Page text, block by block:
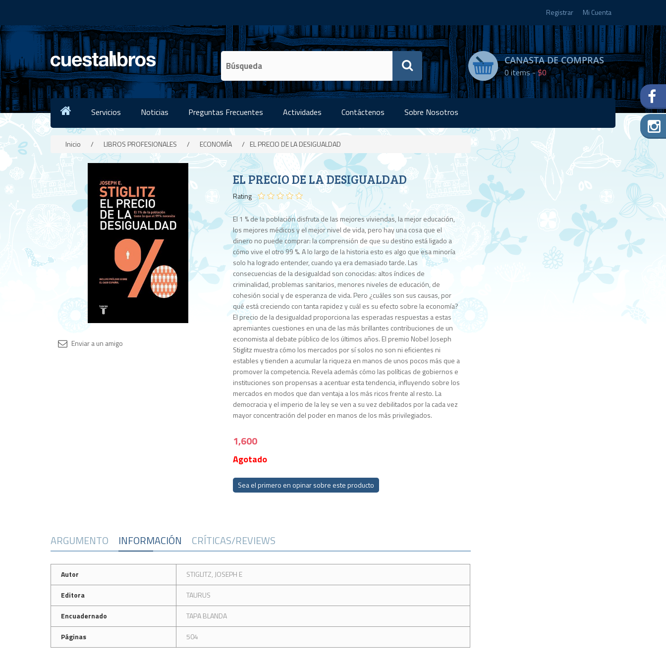
Registrar Mi Cuenta
CANASTA DE COMPRAS
0items -$0
Servicios Noticias Preguntas Frecuentes Actividades Contáctenos Sobre Nosotros
Inicio / LIBROS PROFESIONALES / ECONOMÍA / EL PRECIO DE LA DESIGUALDAD
EL PRECIO DE LA DESIGUALDAD
Rating
El 1 % de la población disfruta de las mejores viviendas, la mejor educación,
los mejores médicos y el mejor nivel de vida, pero hay una cosa que el
dinero no puede comprar: la comprensión de que su destino está ligado a
cómo vive el otro 99 %. A lo largo de la historia esto es algo que esa minoría
solo ha logrado entender, cuando ya era demasiado tarde. Las
consecuencias de la desigualdad son conocidas: altos índices de
criminalidad, problemas sanitarios, menores niveles de educación, de
cohesión social y de esperanza de vida. Pero ¿cuáles son sus causas, por
qué está creciendo con tanta rapidez y cuál es su efecto sobre la economía?
El precio de la desigualdad proporciona las esperadas respuestas a estas
apremiantes cuestiones en una de las más brillantes contribuciones de un
economista al debate público de los últimos años. El premio Nobel Joseph
Stiglitz muestra cómo los mercados por sí solos no son ni eficientes ni
estables y tienden a acumular la riqueza en manos de unos pocos más que a
promover la competencia. Revela además cómo las políticas de gobiernos e
instituciones son propensas a acentuar esta tendencia, influyendo sobre los
mercados en modos que dan ventaja a los más ricos frente al resto. La
democracia y el imperio de la ley se ven a su vez debilitados por la cada vez
mayor concentración del poder en manos de los más privilegiados.
Disponibilidad:
Agotado
1,600
Agotado
Sea el primero en opinar sobre este producto
ARGUMENTO INFORMACIÓN CRÍTICAS/REVIEWS
Autor
STIGLITZ, JOSEPH E
Editora
TAURUS
Encuadernado
TAPA BLANDA
Páginas
504